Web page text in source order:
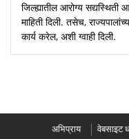
जिल्ह्यातील आरोग्य सद्यस्थिती
माहिती दिली. तसेच,
कार्य करेल, अशी ग्वाही दिली.
अभिप्राय वेबसाइट